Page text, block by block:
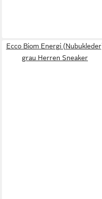
Ecco Biom Energi
grau Herren Sneaker